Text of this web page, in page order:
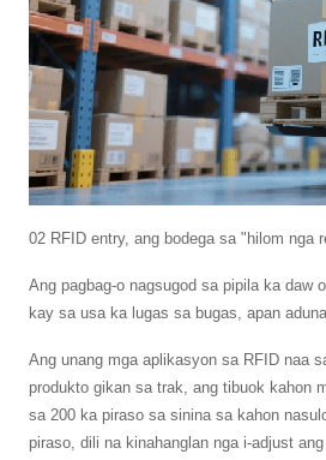
02 RFID entry, ang bodega sa "hilom nga
Ang pagbag-o nagsugod sa pipila ka daw
kay sa usa ka lugas sa bugas, apan
Ang unang mga aplikasyon sa RFID naa
produkto gikan sa trak, ang tibuok kahon
sa 200 ka piraso sa sinina sa kahon
piraso, dili na kinahanglan nga i-adjust